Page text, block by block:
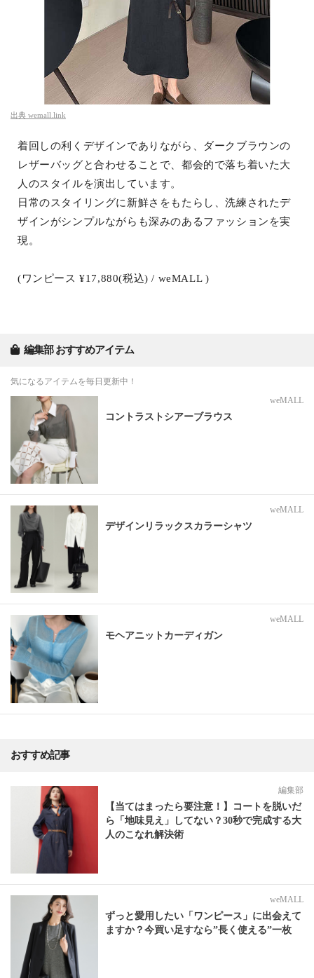
出典 wemall.link
着回しの利くデザインでありながら、ダークブラウンの
レザーバッグと合わせることで、都会的で落ち着いた大
人のスタイルを演出しています。
日常のスタイリングに新鮮さをもたらし、洗練されたデ
ザインがシンプルながらも深みのあるファッションを実
現。
(ワンピース ¥17,880(税込) / weMALL )
編集部 おすすめアイテム
気になるアイテムを毎日更新中！
weMALL
コントラストシアーブラウス
weMALL
デザインリラックスカラーシャツ
weMALL
モヘアニットカーディガン
おすすめ記事
編集部
【当てはまったら要注意！】コートを脱いだ
ら「地味見え」してない？30秒で完成する大
人のこなれ解決術
weMALL
ずっと愛用したい「ワンピース」に出会えて
ますか？今買い足すなら”長く使える”一枚